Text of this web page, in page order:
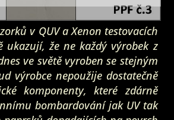
v QUV a Xenon testovacích
ukazují, že ne každý výrobek z
ve světě vyroben se stejným
výrobce nepoužije dostatečně
komponenty, které zdárně
bombardování jak UV tak